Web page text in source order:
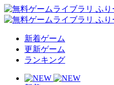
新着ゲーム
更新ゲーム
ランキング